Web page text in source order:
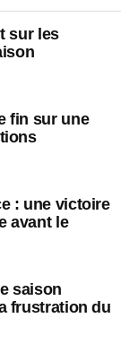
sur les
fin sur une
: une victoire
avant le
saison
frustration du